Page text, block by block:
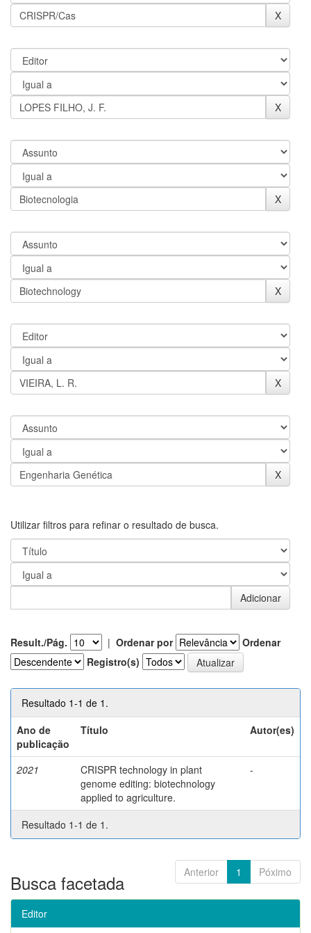
Utilizar filtros para refinar o resultado de busca.
Result./Pág. | Ordenar por
Ordenar
Registro(s)
Resultado 1-1 de 1.
Ano de
publicação
Título Autor(es)
2021
CRISPR technology in plant
genome editing: biotechnology
applied to agriculture.
-
Resultado 1-1 de 1.
Anterior 1 Póximo
Busca facetada
Editor